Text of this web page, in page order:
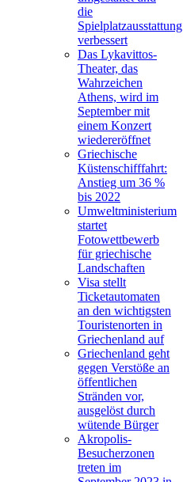
die
Spielplatzausstattung
verbessert
Das Lykavittos-
Theater, das
Wahrzeichen
Athens, wird im
September mit
einem Konzert
wiedereröffnet
Griechische
Küstenschifffahrt:
Anstieg um 36 %
bis 2022
Umweltministerium
startet
Fotowettbewerb
für griechische
Landschaften
Visa stellt
Ticketautomaten
an den wichtigsten
Touristenorten in
Griechenland auf
Griechenland geht
gegen Verstöße an
öffentlichen
Stränden vor,
ausgelöst durch
wütende Bürger
Akropolis-
Besucherzonen
treten im